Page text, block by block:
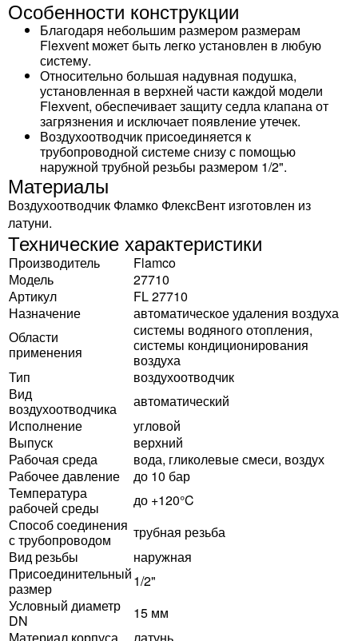
Особенности конструкции
Благодаря небольшим размером размерам
Flexvent может быть легко установлен в любую
систему.
Относительно большая надувная подушка,
установленная в верхней части каждой модели
Flexvent, обеспечивает защиту седла клапана от
загрязнения и исключает появление утечек.
Воздухоотводчик присоединяется к
трубопроводной системе снизу с помощью
наружной трубной резьбы размером 1/2".
Материалы
Воздухоотводчик Фламко ФлексВент изготовлен из
латуни.
Технические характеристики
Производитель
Flamco
Модель
27710
Артикул
FL 27710
Назначение
автоматическое удаления воздуха
Области
применения
системы водяного отопления,
системы кондиционирования
воздуха
Тип
воздухоотводчик
Вид
воздухоотводчика
автоматический
Исполнение
угловой
Выпуск
верхний
Рабочая среда
вода, гликолевые смеси, воздух
Рабочее давление
до 10 бар
Температура
рабочей среды
до +120°C
Способ соединения
с трубопроводом
трубная резьба
Вид резьбы
наружная
Присоединительный
размер
1/2"
Условный диаметр
DN
15 мм